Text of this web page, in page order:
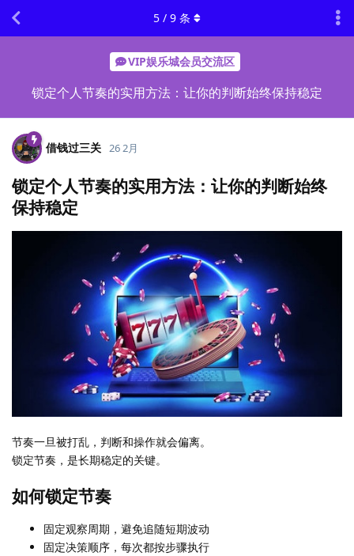
VIP娱乐城会员交流区
锁定个人节奏的实用方法：让你的判断始终保持稳定
5 / 9 条
借钱过三关 26 2月
锁定个人节奏的实用方法：让你的判断始终
保持稳定
节奏一旦被打乱，判断和操作就会偏离。
锁定节奏，是长期稳定的关键。
如何锁定节奏
固定观察周期，避免追随短期波动
固定决策顺序，每次都按步骤执行